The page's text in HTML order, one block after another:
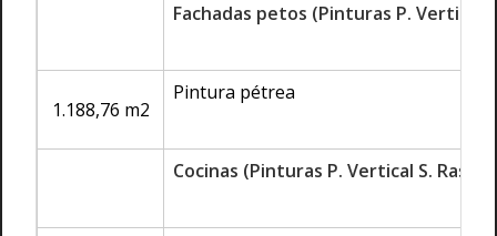
Fachadas petos (Pinturas P. Vertical
1.188,76 m2
Pintura pétrea
Cocinas (Pinturas P. Vertical S.